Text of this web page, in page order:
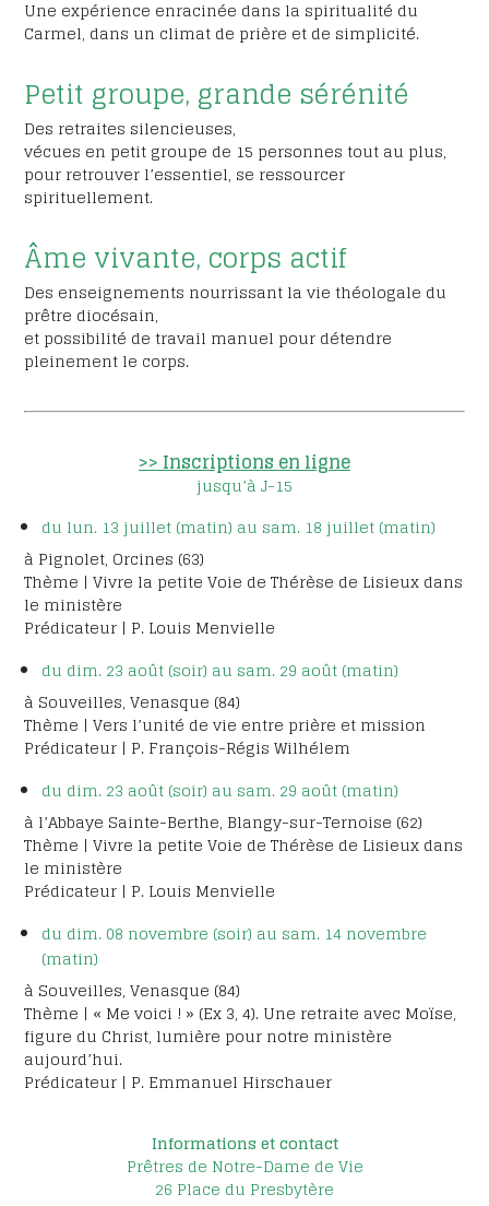
Une expérience enracinée dans la spiritualité du
Carmel, dans un climat de prière et de simplicité.
Petit groupe, grande sérénité
Des retraites silencieuses,
vécues en petit groupe de 15 personnes tout au plus,
pour retrouver l’essentiel, se ressourcer
spirituellement.
Âme vivante, corps actif
Des enseignements nourrissant la vie théologale du
prêtre diocésain,
et possibilité de travail manuel pour détendre
pleinement le corps.
>> Inscriptions en ligne
jusqu’à J-15
du lun. 13 juillet (matin) au sam. 18 juillet (matin)
à Pignolet, Orcines (63)
Thème | Vivre la petite Voie de Thérèse de Lisieux dans
le ministère
Prédicateur | P. Louis Menvielle
du dim. 23 août (soir) au sam. 29 août (matin)
à Souveilles, Venasque (84)
Thème | Vers l’unité de vie entre prière et mission
Prédicateur | P. François-Régis Wilhélem
du dim. 23 août (soir) au sam. 29 août (matin)
à l’Abbaye Sainte-Berthe, Blangy-sur-Ternoise (62)
Thème | Vivre la petite Voie de Thérèse de Lisieux dans
le ministère
Prédicateur | P. Louis Menvielle
du dim. 08 novembre (soir) au sam. 14 novembre
(matin)
à Souveilles, Venasque (84)
Thème | « Me voici ! » (Ex 3, 4). Une retraite avec Moïse,
figure du Christ, lumière pour notre ministère
aujourd’hui.
Prédicateur | P. Emmanuel Hirschauer
Informations et contact
Prêtres de Notre-Dame de Vie
26 Place du Presbytère